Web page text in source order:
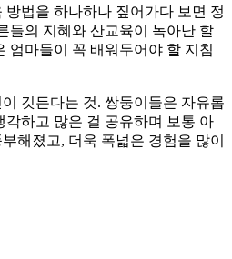
법을 하나하나 짚어가다 보면 정
들의 지혜와 산교육이 녹아난 할
엄마들이 꼭 배워두어야 할 지침
깃든다는 것. 쌍둥이들은 자유롭
하고 많은 걸 공유하며 보통 아
해졌고, 더욱 폭넓은 경험을 많이